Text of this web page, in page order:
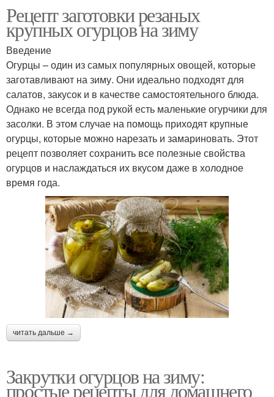
Рецепт заготовки резаных
крупных огурцов на зиму
Введение
Огурцы – один из самых популярных овощей, которые
заготавливают на зиму. Они идеально подходят для
салатов, закусок и в качестве самостоятельного блюда.
Однако не всегда под рукой есть маленькие огурчики для
засолки. В этом случае на помощь приходят крупные
огурцы, которые можно нарезать и замариновать. Этот
рецепт позволяет сохранить все полезные свойства
огурцов и наслаждаться их вкусом даже в холодное
время года.
читать дальше →
Закрутки огурцов на зиму:
простые рецепты для домашнего